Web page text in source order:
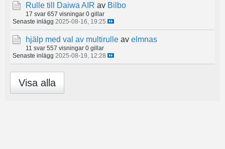
Rulle till Daiwa AIR av Bilbo
17 svar 657 visningar 0 gillar
Senaste inlägg 2025-08-16, 19:25
hjälp med val av multirulle av elmnas
11 svar 557 visningar 0 gillar
Senaste inlägg 2025-08-19, 12:28
Visa alla